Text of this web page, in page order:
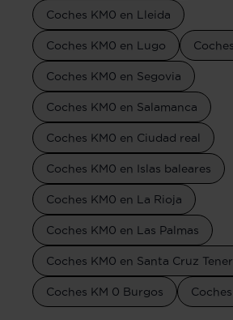
Coches KM0 en Lleida
Coches KM0 en Lugo
Coches KM0 en Segovia
Coches KM0 en Salamanca
Coches KM0 en Ciudad real
Coches KM0 en Islas baleares
Coches KM0 en La Rioja
Coches KM0 en Las Palmas
Coches KM0 en Santa Cruz
Coches KM 0 Burgos